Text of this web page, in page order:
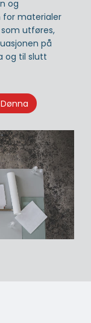
og
for materialer
utføres,
på
og til slutt